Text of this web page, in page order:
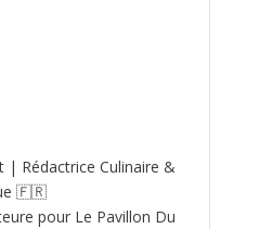
| Rédactrice Culinaire &
🇫🇷
pour Le Pavillon Du